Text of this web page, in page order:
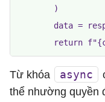
        )
data =
Từ khóa async
thể nhường quyền